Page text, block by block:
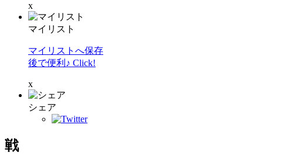
x
マイリスト
マイリストへ保存
後で便利♪ Click!
x
シェア
戦